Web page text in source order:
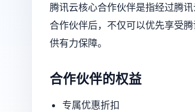
腾讯云核心合作伙伴是指经过腾
合作伙伴后，不仅可以优先享受
供有力保障。
合作伙伴的权益
专属优惠折扣